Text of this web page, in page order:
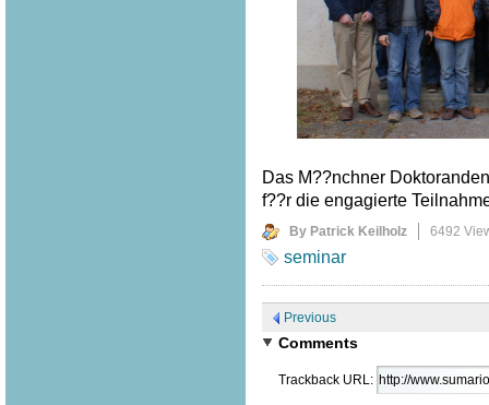
Das M??nchner
f??r die engagierte
By Patrick Keilholz 6492
seminar
Previous
Comments
Trackback URL: